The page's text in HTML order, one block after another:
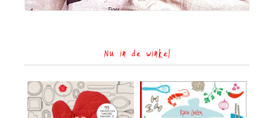
Nu in de winkel